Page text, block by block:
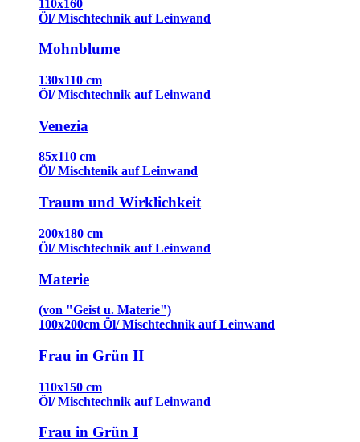
110x160
Öl/ Mischtechnik auf Leinwand
Mohnblume
130x110 cm
Öl/ Mischtechnik auf Leinwand
Venezia
85x110 cm
Öl/ Mischtenik auf Leinwand
Traum und Wirklichkeit
200x180 cm
Öl/ Mischtechnik auf Leinwand
Materie
(von "Geist u. Materie")
100x200cm Öl/ Mischtechnik auf Leinwand
Frau in Grün II
110x150 cm
Öl/ Mischtechnik auf Leinwand
Frau in Grün I